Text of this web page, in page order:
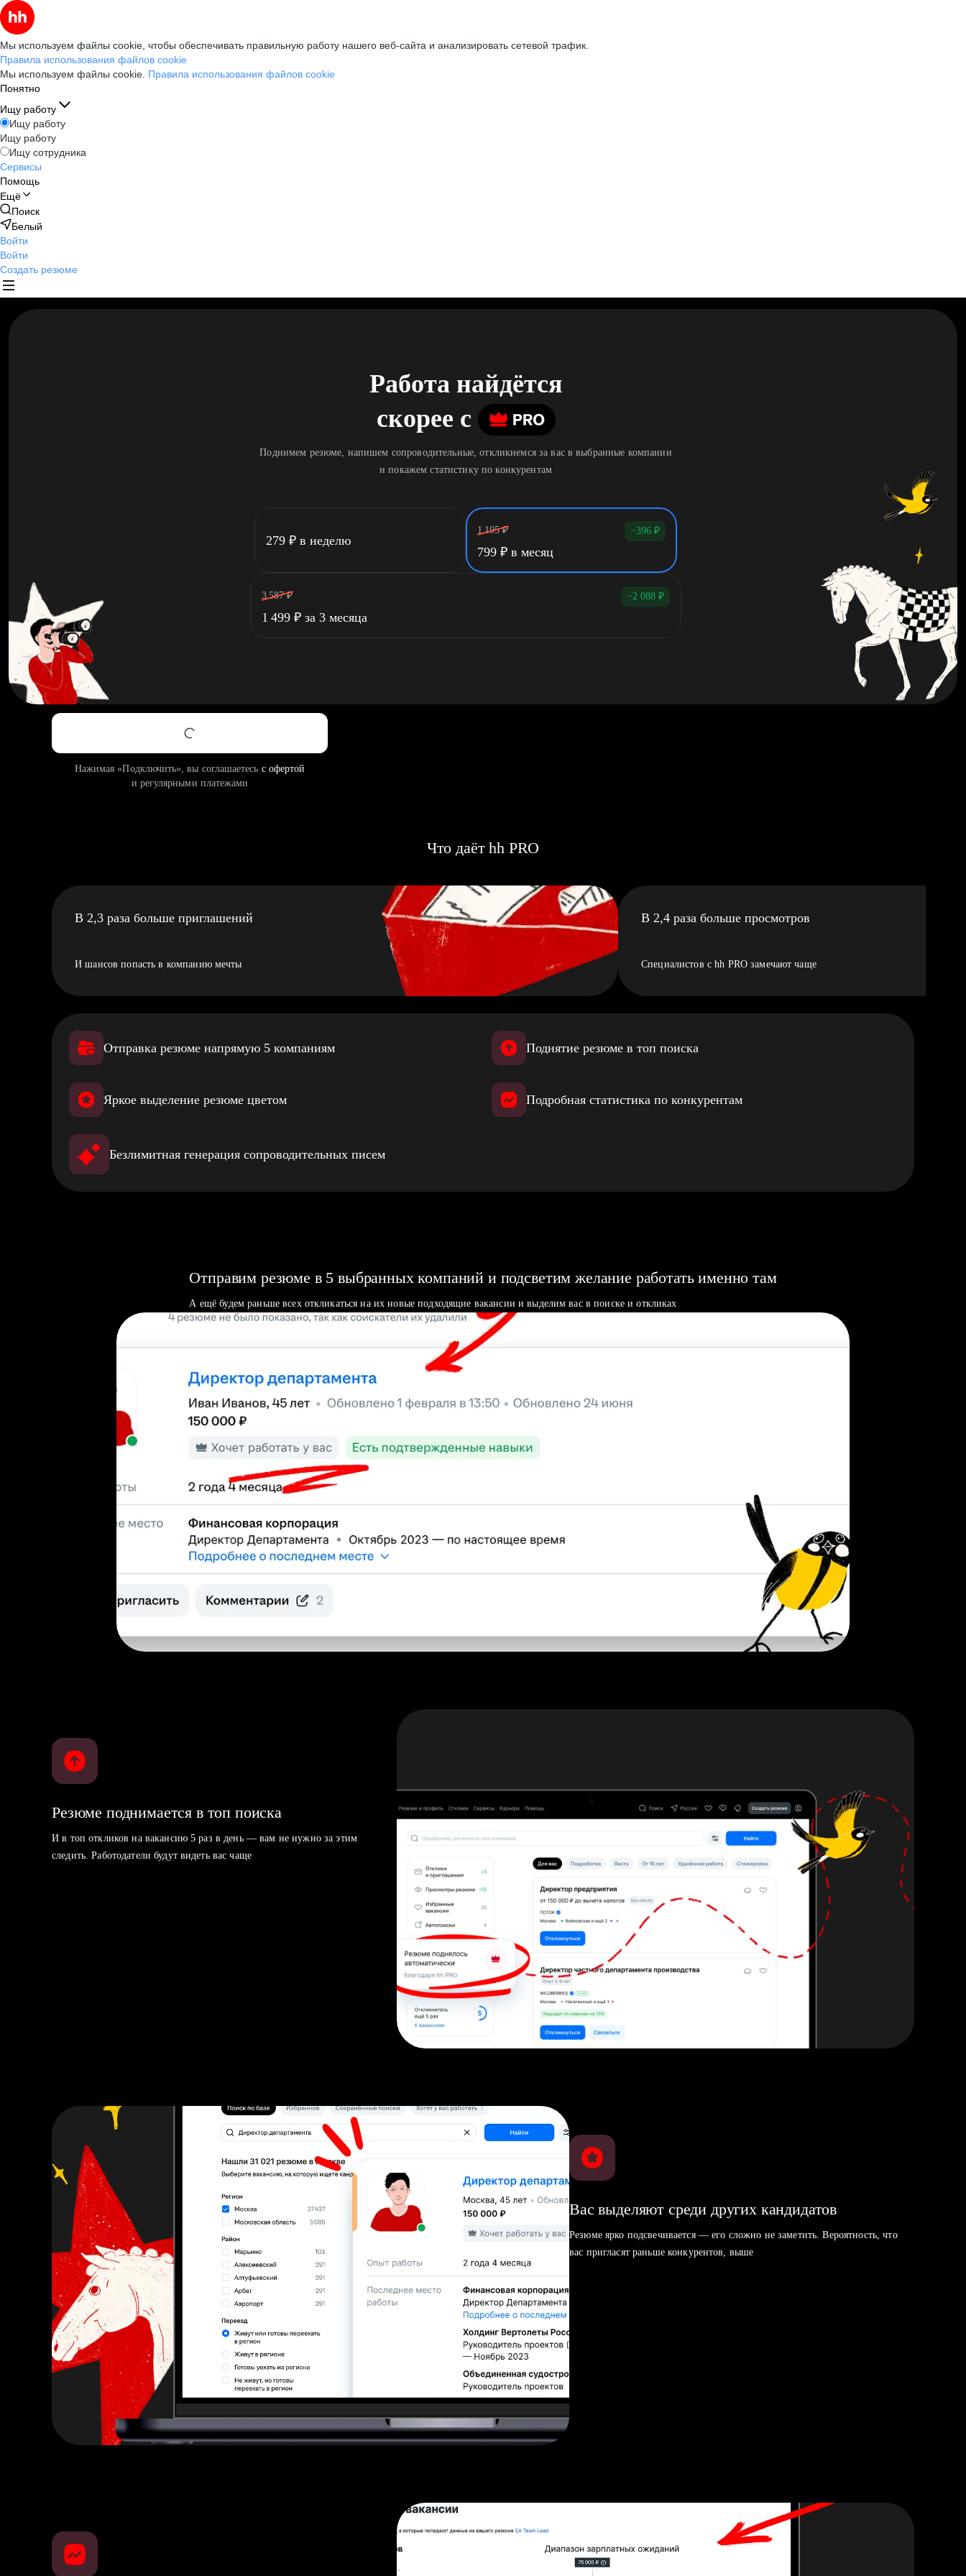
Мы используем файлы cookie, чтобы обеспечивать правильную работу нашего веб-сайта и анализировать сетевой трафик.
Правила использования файлов cookie
Мы используем файлы cookie. Правила использования файлов cookie
Понятно
Ищу работу
Ищу работу
Ищу работу
Ищу сотрудника
Сервисы
Помощь
Ещё
Поиск
Белый
Войти
Войти
Создать резюме
Работа найдётся
скорее c
Поднимем резюме, напишем сопроводительные, откликнемся за вас в выбранные компании
и покажем статистику по конкурентам
279 ₽ в неделю
1 195 ₽ −396 ₽
799 ₽ в месяц
3 587 ₽ −2 088 ₽
1 499 ₽ за 3 месяца
Нажимая «Подключить», вы соглашаетесь с офертой
и регулярными платежами
Что даёт hh PRO
В 2,3 раза больше приглашений
И шансов попасть в компанию мечты
В 2,4 раза больше просмотров
Специалистов с hh PRO замечают чаще
Отправка резюме напрямую 5 компаниям Поднятие резюме в топ поиска
Яркое выделение резюме цветом Подробная статистика по конкурентам
Безлимитная генерация сопроводительных писем
Отправим резюме в 5 выбранных компаний и подсветим желание работать именно там
А ещё будем раньше всех откликаться на их новые подходящие вакансии и выделим вас в поиске и откликах
Резюме поднимается в топ поиска
И в топ откликов на вакансию 5 раз в день — вам не нужно за этим
следить. Работодатели будут видеть вас чаще
Вас выделяют среди других кандидатов
Резюме ярко подсвечивается — его сложно не заметить. Вероятность, что
вас пригласят раньше конкурентов, выше